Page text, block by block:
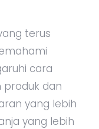
terus
cara
produk dan
yang lebih
yang lebih